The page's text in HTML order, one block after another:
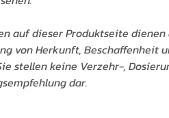
auf dieser Produktseite
von Herkunft, Beschaffenheit
stellen keine Verzehr-,
dar.